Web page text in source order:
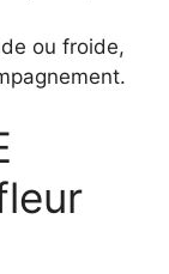
ou froide,